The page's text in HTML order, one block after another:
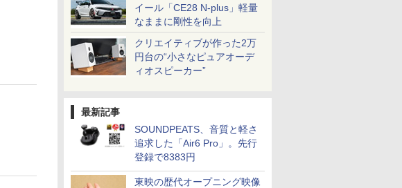
イール「CE28 N-plus」軽量
なままに剛性を向上
クリエイティブが作った2万
円台の“小さなピュアオーデ
ィオスピーカー”
最新記事
SOUNDPEATS、音質と軽さ
追求した「Air6 Pro」。先行
登録で8383円
東映の歴代オープニング映像